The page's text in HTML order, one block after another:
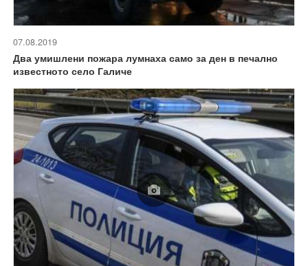
07.08.2019
Два умишлени пожара лумнаха само за ден в печално
известното село Галиче